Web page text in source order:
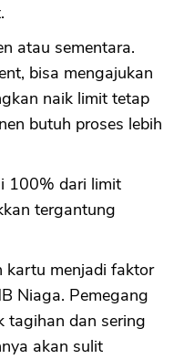
atau sementara.
bisa mengajukan
naik limit tetap
butuh proses lebih
100% dari limit
tergantung
kartu menjadi faktor
Niaga. Pemegang
tagihan dan sering
akan sulit